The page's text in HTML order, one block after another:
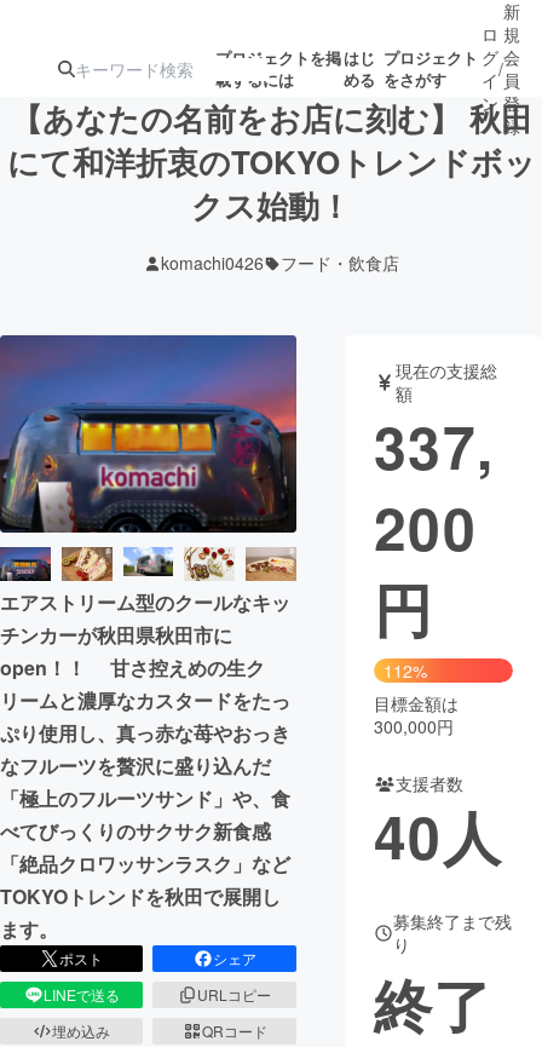
プロジェクトを掲
載するには
はじ
める
プロジェクト
をさがす
注目の新着プロ募集終了が近いプ
テクノロジー・ガジェット
映像・映画 書籍・雑誌
ビジネス・起業 チャレンジ
まちづくり・地域活性化
CAMPFIRE for Social Good
CAMPFIRE Creation
CAMPFIREふるさと納税machi-ya コミュニティ
ロ
グ
イ
ン
/
新
規
会
員
登
録
【あなたの名前をお店に刻む】 秋田
にて和洋折衷のTOKYOトレンドボッ
クス始動！
komachi0426 フード・飲食店
エアストリーム型のクールなキッ
チンカーが秋田県秋田市に
open！！ 甘さ控えめの生ク
リームと濃厚なカスタードをたっ
ぷり使用し、真っ赤な苺やおっき
なフルーツを贅沢に盛り込んだ
「極上のフルーツサンド」や、食
べてびっくりのサクサク新食感
「絶品クロワッサンラスク」など
TOKYOトレンドを秋田で展開し
ます。
ポスト
シェア
LINEで送る
URLコピー
埋め込み
QRコード
現在の支援総
額
337,
200
円
112%
目標金額は
300,000円
支援者数
40人
募集終了まで残
り
終了